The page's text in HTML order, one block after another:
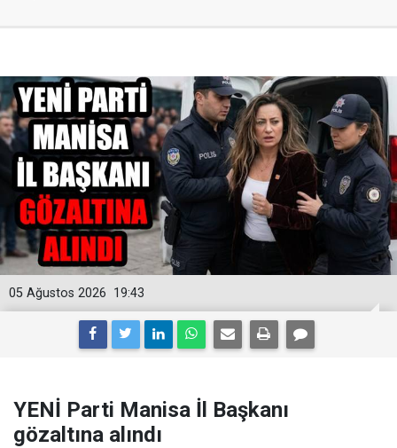
19:43
05 Ağustos 2026
YENİ Parti Manisa İl Başkanı
gözaltına alındı